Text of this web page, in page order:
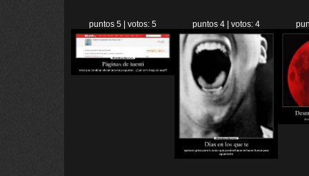
puntos 5 | votos: 5 puntos 4 | votos: 4